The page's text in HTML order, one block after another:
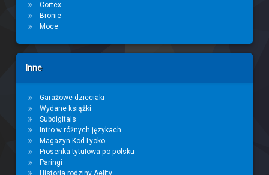
Cortex
Bronie
Moce
Inne
Garażowe dzieciaki
Wydane książki
Subdigitals
Intro w różnych językach
Magazyn Kod Lyoko
Piosenka tytułowa po polsku
Paringi
Historia rodziny Aelity